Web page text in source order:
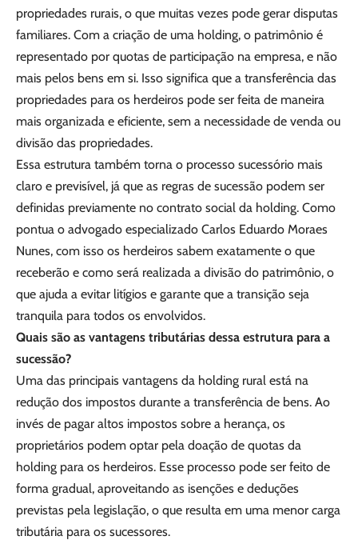
propriedades rurais, o que muitas vezes pode gerar disputas
familiares. Com a criação de uma holding, o patrimônio é
representado por quotas de participação na empresa, e não
mais pelos bens em si. Isso significa que a transferência das
propriedades para os herdeiros pode ser feita de maneira
mais organizada e eficiente, sem a necessidade de venda ou
divisão das propriedades.
Essa estrutura também torna o processo sucessório mais
claro e previsível, já que as regras de sucessão podem ser
definidas previamente no contrato social da holding. Como
pontua o advogado especializado Carlos Eduardo Moraes
Nunes, com isso os herdeiros sabem exatamente o que
receberão e como será realizada a divisão do patrimônio, o
que ajuda a evitar litígios e garante que a transição seja
tranquila para todos os envolvidos.
Quais são as vantagens tributárias dessa estrutura para a
sucessão?
Uma das principais vantagens da holding rural está na
redução dos impostos durante a transferência de bens. Ao
invés de pagar altos impostos sobre a herança, os
proprietários podem optar pela doação de quotas da
holding para os herdeiros. Esse processo pode ser feito de
forma gradual, aproveitando as isenções e deduções
previstas pela legislação, o que resulta em uma menor carga
tributária para os sucessores.